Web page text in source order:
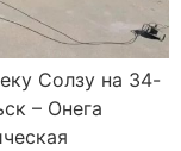
Солзу на 34-
– Онега